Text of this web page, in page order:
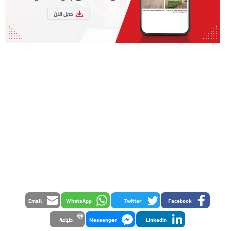
Facebook
Twitter
WhatsApp
Email
LinkedIn
Messenger طباعة